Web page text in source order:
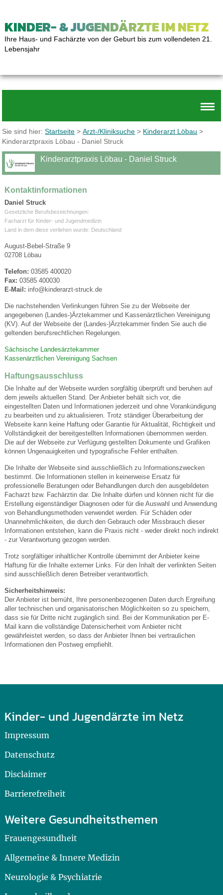
KINDER- & JUGENDÄRZTE IM NETZ
Ihre Haus- und Fachärzte von der Geburt bis zum vollendeten 21.
Lebensjahr
Sie sind hier:Startseite >Arzt-/Kliniksuche > Kinderarzt Löbau >
Kinderarztpraxis Löbau - Daniel Struck
Kinderarztpraxis Löbau - Daniel Struck
Kontaktinformationen
Daniel Struck
Gesetzliche Berufsbezeichnungen:
Facharzt für Kinder- und Jugendmedizin
Land in dem diese verliehen wurde: Deutschland
August-Bebel-Straße 9
02708 Löbau
Telefon: 03585 400020
Fax: 03585 400030
E-Mail: info@kinderarzt-struck.de
Die nachstehenden Verlinkungen führen Sie zu der Webseite der
angegebenen (Landes-)Ärztekammer und Kassenärztlichen Vereinigung
(KV). Auf der Webseite der (Landes-)Ärztekammer finden Sie auch die
geltenden berufsrechtlichen Regelungen.
Sächsische Landesärztekammer
Kassenärztlichen Vereinigung Sachsen
Haftungsausschluss
Die Inhalte auf der Webseite wurden sorgfältig überprüft und beruhen auf
dem jeweils aktuellen Stand. Der Anbieter behält sich vor, die
eingestellten Daten und Informationen jederzeit und ohne Vorankündigung
zu bearbeiten und zu aktualisieren. Trotz ständiger Überarbeitung der
Webseite kann keine Haftung oder Garantie für Aktualität, Richtigkeit und
Vollständigkeit der bereitgestellten Informationen übernommen werden.
Die auf der Webseite zur Verfügung gestellten Dokumente und Grafiken
können Ungenauigkeiten und typografische Fehler enthalten.
Die Inhalte der Webseite sind ausschließlich zu Informationszwecken
bestimmt. Die Informationen stellen in keinerweise Ersatz für
professionelle Beratungen oder Behandlungen durch den ausgebildeten
Facharzt bzw. Fachärztin dar. Die Inhalte dürfen und können nicht für die
Erstellung eigenständiger Diagnosen oder für die Auswahl und Anwendung
von Behandlungsmethoden verwendet werden. Für Schäden oder
Unannehmlichkeiten, die durch den Gebrauch oder Missbrauch dieser
Informationen entstehen, kann die Praxis nicht - weder direkt noch indirekt
- zur Verantwortung gezogen werden.
Trotz sorgfältiger inhaltlicher Kontrolle übernimmt der Anbieter keine
Haftung für die Inhalte externer Links. Für den Inhalt der verlinkten Seiten
sind ausschließlich deren Betreiber verantwortlich.
Sicherheitshinweis:
Der Anbieter ist bemüht, Ihre personenbezogenen Daten durch Ergreifung
aller technischen und organisatorischen Möglichkeiten so zu speichern,
dass sie für Dritte nicht zugänglich sind. Bei der Kommunikation per E-
Mail kann die vollständige Datensicherheit vom Anbieter nicht
gewährleistet werden, so dass der Anbieter Ihnen bei vertraulichen
Informationen den Postweg empfiehlt.
Kinder- und Jugendärzte im Netz
Impressum
Datenschutz
Disclaimer
Barrierefreiheit
Weitere Gesundheitsthemen
Frauengesundheit
Allgemeine & Innere Medizin
Neurologie & Psychiatrie